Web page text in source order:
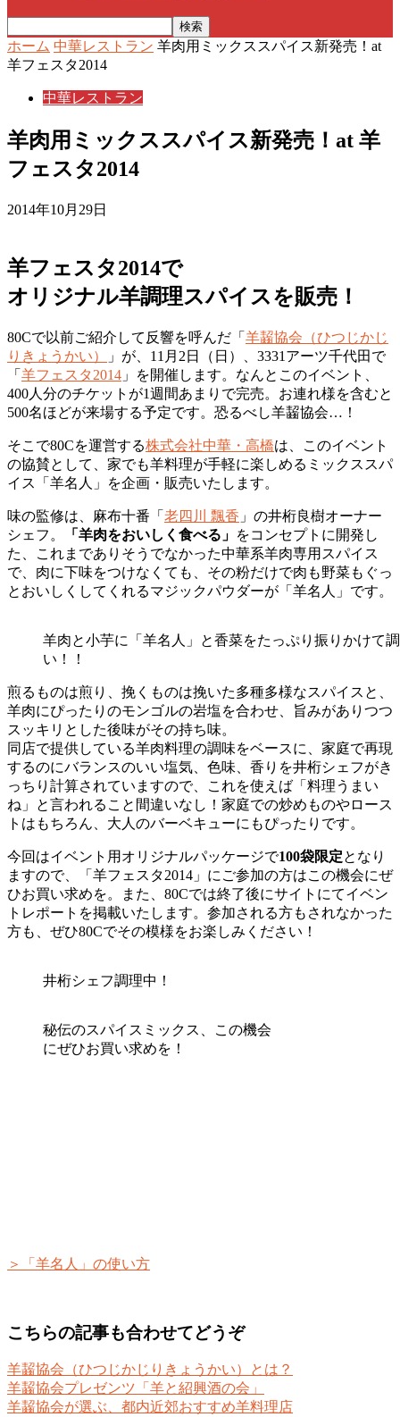
ホーム 中華レストラン 羊肉用ミックススパイス新発売！at
羊フェスタ2014
中華レストラン
羊肉用ミックススパイス新発売！at 羊
フェスタ2014
2014年10月29日
羊フェスタ2014で
オリジナル羊調理スパイスを販売！
80Cで以前ご紹介して反響を呼んだ「 羊齧協会（ひつじかじ
りきょうかい）
」が、11月2日（日）、3331アーツ千代田で
「 羊フェスタ2014 」を開催します。なんとこのイベント、
400人分のチケットが1週間あまりで完売。お連れ様を含むと
500名ほどが来場する予定です。恐るべし羊齧協会…！
そこで80Cを運営する株式会社中華・高橋は、このイベント
の協賛として、家でも羊料理が手軽に楽しめるミックススパ
イス「羊名人」を企画・販売いたします。
味の監修は、麻布十番「 老四川 飄香 」の井桁良樹オーナー
シェフ。
「羊肉をおいしく食べる」 をコンセプトに開発し
た、これまでありそうでなかった中華系羊肉専用スパイス
で、肉に下味をつけなくても、その粉だけで肉も野菜もぐっ
とおいしくしてくれるマジックパウダーが「羊名人」です。
羊肉と小芋に「羊名人」と香菜をたっぷり振りかけて
い！！
煎るものは煎り、挽くものは挽いた多種多様なスパイスと、
羊肉にぴったりのモンゴルの岩塩を合わせ、旨みがありつつ
スッキリとした後味がその持ち味。
同店で提供している羊肉料理の調味をベースに、家庭で再現
するのにバランスのいい塩気、色味、香りを井桁シェフがき
っちり計算されていますので、これを使えば「料理うまい
ね」と言われること間違いなし！家庭での炒めものやロース
トはもちろん、大人のバーベキューにもぴったりです。
今回はイベント用オリジナルパッケージで100袋限定となり
ますので、「羊フェスタ2014」にご参加の方はこの機会にぜ
ひお買い求めを。また、80Cでは終了後にサイトにてイベン
トレポートを掲載いたします。参加される方もされなかった
方も、ぜひ80Cでその模様をお楽しみください！
井桁シェフ調理中！
秘伝のスパイスミックス、この機会
にぜひお買い求めを！
＞「羊名人」の使い方
こちらの記事も合わせてどうぞ
羊齧協会（ひつじかじりきょうかい）とは？
羊齧協会プレゼンツ「羊と紹興酒の会」
羊齧協会が選ぶ、都内近郊おすすめ羊料理店